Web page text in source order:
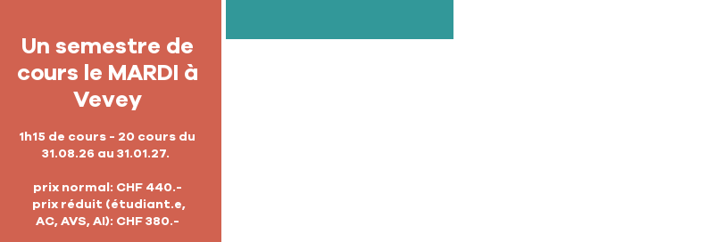
Un semestre de
cours le MARDI à
Vevey
1h15 de cours - 20 cours du
31.08.26 au 31.01.27.
prix normal: CHF 440.-
prix réduit (étudiant.e,
AC, AVS, AI): CHF 380.-